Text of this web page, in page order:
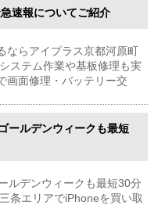
速報についてご紹介
ならアイプラス京都河原町
ステム作業や基板修理も実
画面修理・バッテリー交
ールデンウィークも最短
ルデンウィークも最短30分
条エリアでiPhoneを買い取